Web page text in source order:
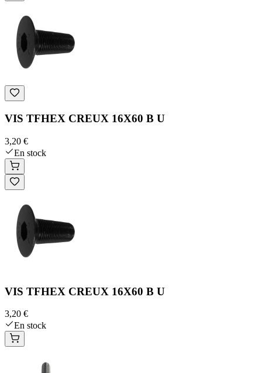
VIS TFHEX CREUX 16X60 B U
3,20 €
En stock
VIS TFHEX CREUX 16X60 B U
3,20 €
En stock